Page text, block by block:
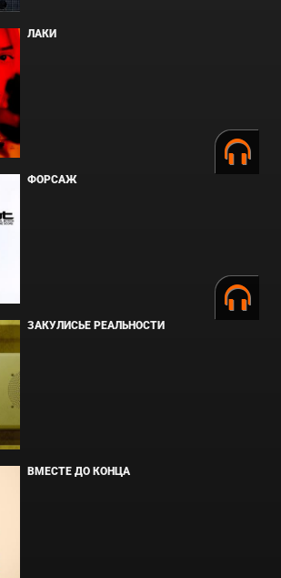
ЛАКИ
ФОРСАЖ
ЗАКУЛИСЬЕ РЕАЛЬНОСТИ
ВМЕСТЕ ДО КОНЦА